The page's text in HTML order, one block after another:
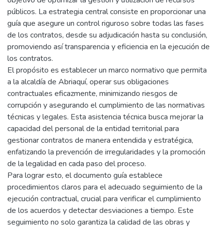
públicos. La estrategia central consiste en proporcionar una
guía que asegure un control riguroso sobre todas las fases
de los contratos, desde su adjudicación hasta su conclusión,
promoviendo así transparencia y eficiencia en la ejecución de
los contratos.
El propósito es establecer un marco normativo que permita
a la alcaldía de Abriaquí, operar sus obligaciones
contractuales eficazmente, minimizando riesgos de
corrupción y asegurando el cumplimiento de las normativas
técnicas y legales. Esta asistencia técnica busca mejorar la
capacidad del personal de la entidad territorial para
gestionar contratos de manera entendida y estratégica,
enfatizando la prevención de irregularidades y la promoción
de la legalidad en cada paso del proceso.
Para lograr esto, el documento guía establece
procedimientos claros para el adecuado seguimiento de la
ejecución contractual, crucial para verificar el cumplimiento
de los acuerdos y detectar desviaciones a tiempo. Este
seguimiento no solo garantiza la calidad de las obras y